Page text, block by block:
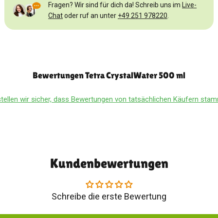
Fragen? Wir sind für dich da! Schreib uns im Live-
Chatoder ruf an unter +49 251 978220
Bewertungen Tetra CrystalWater 500 ml
wir sicher, dass Bewertungen von tatsächlichen Käufern
Kundenbewertungen
Schreibe die erste Bewertung